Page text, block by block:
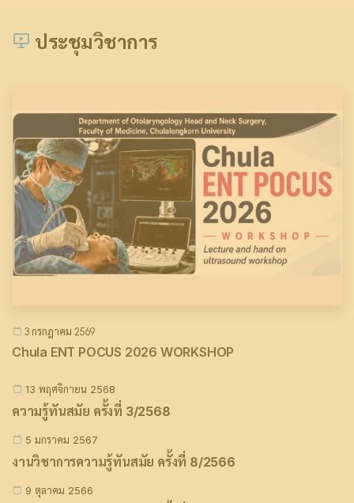
ประชุมวิชาการ
3 กรกฎาคม 2569
Chula ENT POCUS 2026 WORKSHOP
13 พฤศจิกายน 2568
ความรู้ทันสมัย ครั้งที่ 3/2568
5 มกราคม 2567
งานวิชาการความรู้ทันสมัย ครั้งที่ 8/2566
9 ตุลาคม 2566